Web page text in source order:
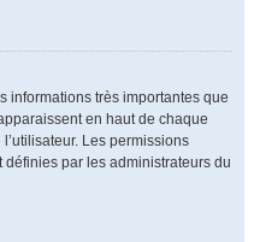
informations très importantes que
en haut de chaque
Les permissions
par les administrateurs du